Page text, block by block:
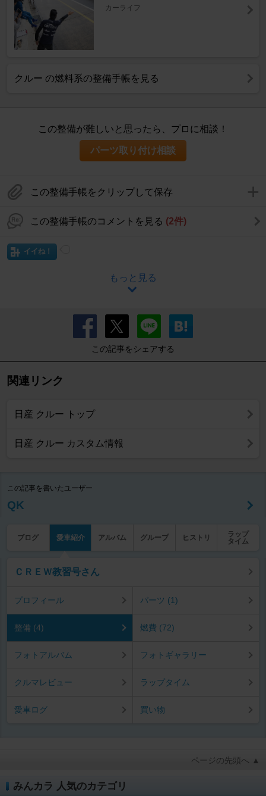
カーライフ
クルー の燃料系の整備手帳を見る
この整備が難しいと思ったら、プロに相談！
パーツ取り付け相談
この整備手帳をクリップして保存
この整備手帳のコメントを見る (2件)
イイね！
もっと見る
この記事をシェアする
関連リンク
日産 クルー トップ
日産 クルー カスタム情報
この記事を書いたユーザー
QK
ブログ 愛車紹介 アルバム グループ ヒストリ
ラップ
タイム
ＣＲＥＷ教習号さん
プロフィール パーツ (1)
整備 (4) 燃費 (72)
フォトアルバム フォトギャラリー
クルマレビュー ラップタイム
愛車ログ 買い物
ページの先頭へ ▲
みんカラ 人気のカテゴリ